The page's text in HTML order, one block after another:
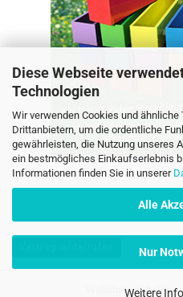
Diese Webseite
Technologien
Wir verwenden Cookies und ähnliche
Drittanbietern, um die ordentliche
gewährleisten, die Nutzung unseres
ein bestmögliches Einkaufserlebnis
Informationen finden Sie in unserer
Alle
Nur
Weitere
Webshop erstellen